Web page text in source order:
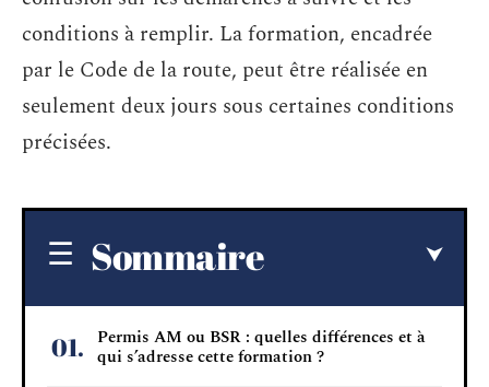
conditions à remplir. La formation, encadrée
par le Code de la route, peut être réalisée en
seulement deux jours sous certaines conditions
précisées.
Sommaire
Permis AM ou BSR : quelles différences et à
qui s’adresse cette formation ?